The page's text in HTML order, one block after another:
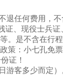
退任何费用，
、现役士兵
。是不含在行
策：小七孔
证！
客多少而定